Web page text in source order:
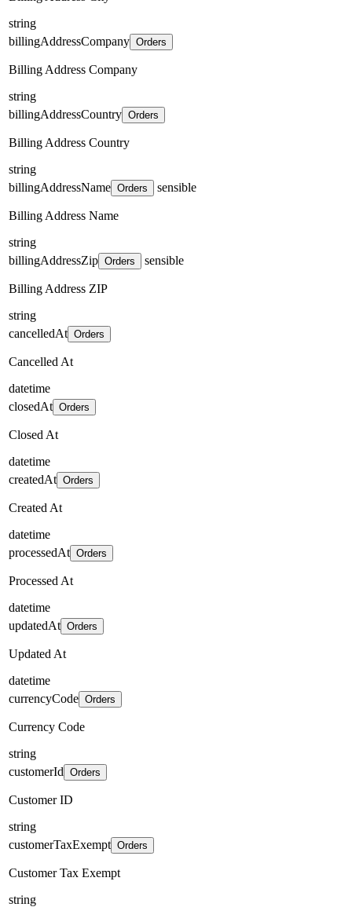
string
billingAddressCompany Orders
Billing Address Company
string
billingAddressCountry Orders
Billing Address Country
string
billingAddressName Orders sensible
Billing Address Name
string
billingAddressZip Orders sensible
Billing Address ZIP
string
cancelledAt Orders
Cancelled At
datetime
closedAt Orders
Closed At
datetime
createdAt Orders
Created At
datetime
processedAt Orders
Processed At
datetime
updatedAt Orders
Updated At
datetime
currencyCode Orders
Currency Code
string
customerId Orders
Customer ID
string
customerTaxExempt Orders
Customer Tax Exempt
string